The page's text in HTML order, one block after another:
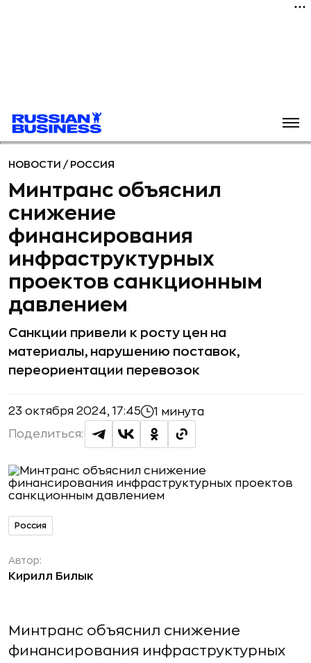
НОВОСТИ / РОССИЯ
Минтранс объяснил
снижение
финансирования
инфраструктурных
проектов санкционным
давлением
Санкции привели к росту цен на
материалы, нарушению поставок,
переориентации перевозок
23 октября 2024, 17:45 1 минута
Поделиться:
Россия
Автор:
Кирилл Билык
Минтранс объяснил снижение
финансирования инфраструктурных